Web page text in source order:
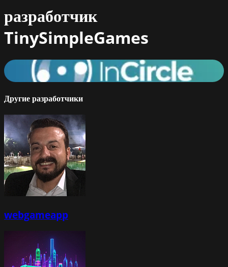
разработчик
TinySimpleGames
In Circle
86
Другие разработчики
webgameapp